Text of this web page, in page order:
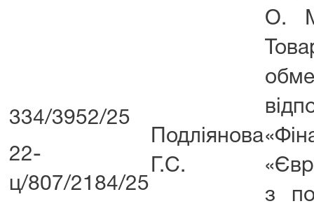
334/3952/25
22-
ц/807/2184/25
Подліянова
Г.С.
О.
з